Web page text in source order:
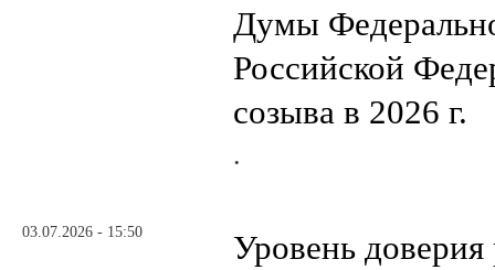
Думы
Российской
созыва в 2026 г.
.
03.07.2026 - 15:50
Уровень